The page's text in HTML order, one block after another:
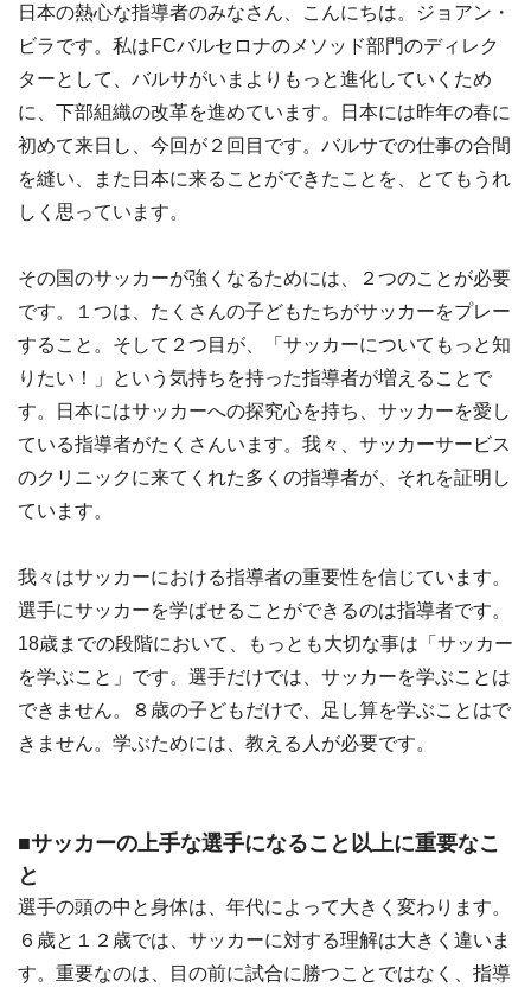
日本の熱心な指導者のみなさん、こんにちは。ジョアン・
ビラです。私はFCバルセロナのメソッド部門のディレク
ターとして、バルサがいまよりもっと進化していくため
に、下部組織の改革を進めています。日本には昨年の春に
初めて来日し、今回が２回目です。バルサでの仕事の合間
を縫い、また日本に来ることができたことを、とてもうれ
しく思っています。
その国のサッカーが強くなるためには、２つのことが必要
です。１つは、たくさんの子どもたちがサッカーをプレー
すること。そして２つ目が、「サッカーについてもっと知
りたい！」という気持ちを持った指導者が増えることで
す。日本にはサッカーへの探究心を持ち、サッカーを愛し
ている指導者がたくさんいます。我々、サッカーサービス
のクリニックに来てくれた多くの指導者が、それを証明し
ています。
我々はサッカーにおける指導者の重要性を信じています。
選手にサッカーを学ばせることができるのは指導者です。
18歳までの段階において、もっとも大切な事は「サッカー
を学ぶこと」です。選手だけでは、サッカーを学ぶことは
できません。８歳の子どもだけで、足し算を学ぶことはで
きません。学ぶためには、教える人が必要です。
■サッカーの上手な選手になること以上に重要なこ
と
選手の頭の中と身体は、年代によって大きく変わります。
６歳と１２歳では、サッカーに対する理解は大きく違いま
す。重要なのは、目の前に試合に勝つことではなく、指導